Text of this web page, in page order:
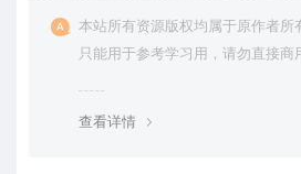
本站所有资源版权均属于原作者所
只能用于参考学习用，请勿直接商
查看详情